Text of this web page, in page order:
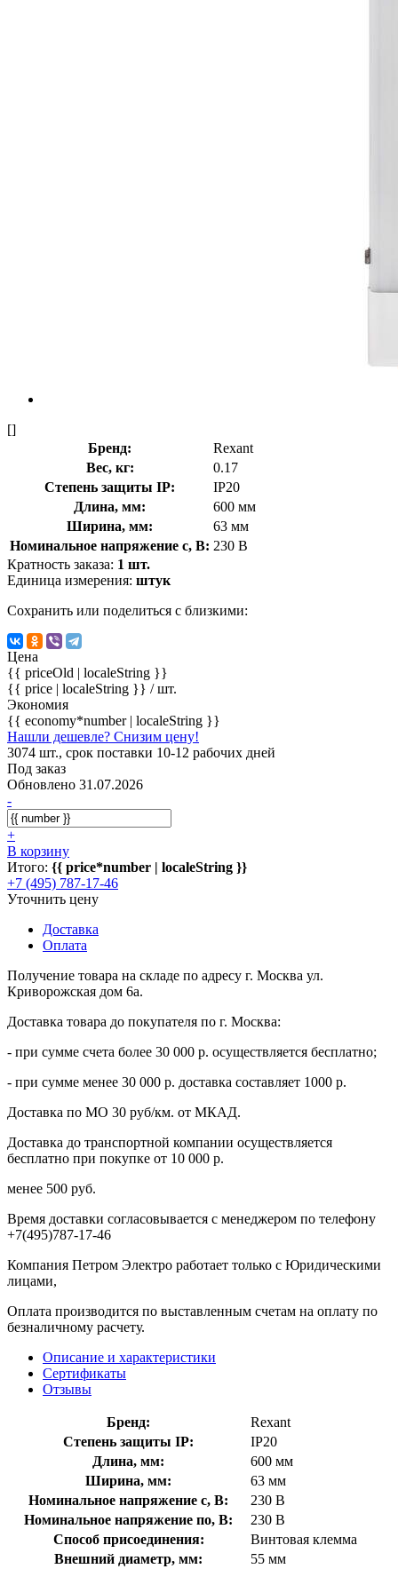
[]
Бренд:
Rexant
Вес, кг:
0.17
Степень защиты IP:
IP20
Длина, мм:
600 мм
Ширина, мм:
63 мм
Номинальное напряжение с, В: 230 В
Кратность заказа: 1 шт.
Единица измерения: штук
Сохранить или поделиться с близкими:
Цена
{{ priceOld | localeString }}
{{ price | localeString }} / шт.
Экономия
{{ economy*number | localeString }}
Нашли дешевле? Снизим цену!
3074 шт., срок поставки 10-12 рабочих дней
Под заказ
Обновлено 31.07.2026
-
+
В корзину
Итого: {{ price*number | localeString }}
+7 (495) 787-17-46
Уточнить цену
Доставка
Оплата
Получение товара на складе по адресу г. Москва ул.
Криворожская дом 6а.
Доставка товара до покупателя по г. Москва:
- при сумме счета более 30 000 р. осуществляется бесплатно;
- при сумме менее 30 000 р. доставка составляет 1000 р.
Доставка по МО 30 руб/км. от МКАД.
Доставка до транспортной компании осуществляется
бесплатно при покупке от 10 000 р.
менее 500 руб.
Время доставки согласовывается с менеджером по телефону
+7(495)787-17-46
Компания Петром Электро работает только с Юридическими
лицами,
Оплата производится по выставленным счетам на оплату по
безналичному расчету.
Описание и характеристики
Сертификаты
Отзывы
Бренд:
Rexant
Степень защиты IP:
IP20
Длина, мм:
600 мм
Ширина, мм:
63 мм
Номинальное напряжение с, В:
230 В
Номинальное напряжение по, В:
230 В
Способ присоединения:
Винтовая клемма
Внешний диаметр, мм:
55 мм